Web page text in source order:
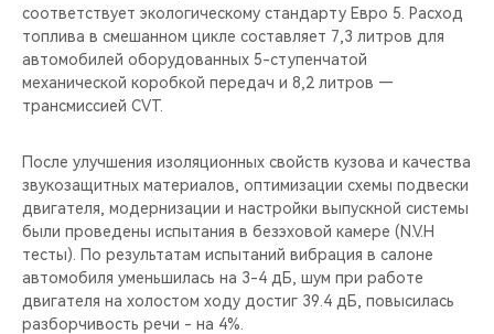
соответствует экологическому стандарту Евро 5. Расход
топлива в смешанном цикле составляет 7,3 литров для
автомобилей оборудованных 5-ступенчатой
механической коробкой передач и 8,2 литров —
трансмиссией CVT.
После улучшения изоляционных свойств кузова и качества
звукозащитных материалов, оптимизации схемы подвески
двигателя, модернизации и настройки выпускной системы
были проведены испытания в безэховой камере (N.V.H
тесты). По результатам испытаний вибрация в салоне
автомобиля уменьшилась на 3-4 дБ, шум при работе
двигателя на холостом ходу достиг 39.4 дБ, повысилась
разборчивость речи - на 4%.